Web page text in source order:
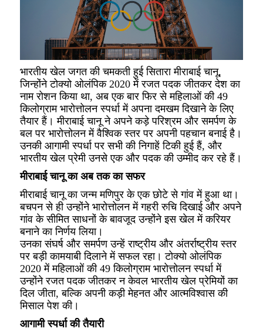
भारतीय खेल जगत की चमकती हुई सितारा मीराबाई चानू,
जिन्होंने टोक्यो ओलंपिक 2020 में रजत पदक जीतकर देश का
नाम रोशन किया था, अब एक बार फिर से महिलाओं की 49
किलोग्राम भारोत्तोलन स्पर्धा में अपना दमखम दिखाने के लिए
तैयार हैं। मीराबाई चानू ने अपने कड़े परिश्रम और समर्पण के
बल पर भारोत्तोलन में वैश्विक स्तर पर अपनी पहचान बनाई है।
उनकी आगामी स्पर्धा पर सभी की निगाहें टिकी हुई हैं, और
भारतीय खेल प्रेमी उनसे एक और पदक की उम्मीद कर रहे हैं।
मीराबाई चानू का अब तक का सफर
मीराबाई चानू का जन्म मणिपुर के एक छोटे से गांव में हुआ था।
बचपन से ही उन्होंने भारोत्तोलन में गहरी रुचि दिखाई और अपने
गांव के सीमित साधनों के बावजूद उन्होंने इस खेल में करियर
बनाने का निर्णय लिया।
उनका संघर्ष और समर्पण उन्हें राष्ट्रीय और अंतर्राष्ट्रीय स्तर
पर बड़ी कामयाबी दिलाने में सफल रहा। टोक्यो ओलंपिक
2020 में महिलाओं की 49 किलोग्राम भारोत्तोलन स्पर्धा में
उन्होंने रजत पदक जीतकर न केवल भारतीय खेल प्रेमियों का
दिल जीता, बल्कि अपनी कड़ी मेहनत और आत्मविश्वास की
मिसाल पेश की।
आगामी स्पर्धा की तैयारी